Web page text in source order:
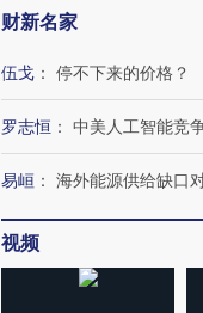
财新名家
伍戈 ： 停不下来的价格？
罗志恒 ： 中美人工智能竞
易峘 ： 海外能源供给缺口
视频